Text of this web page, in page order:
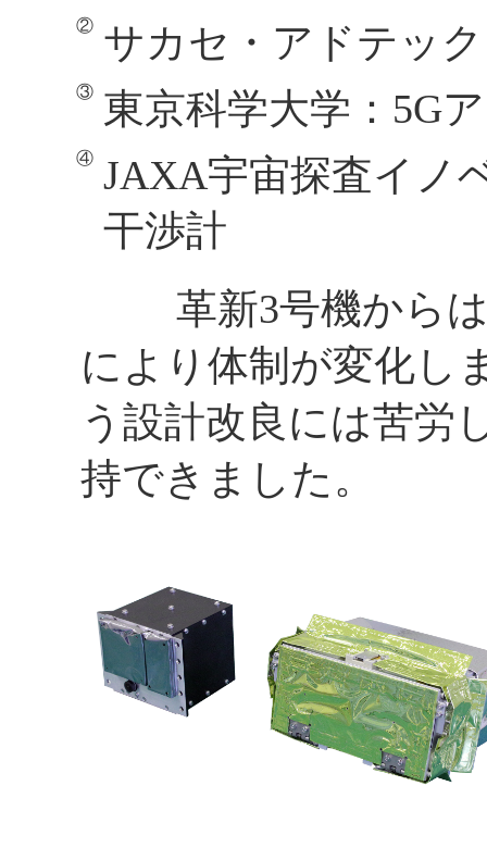
サカセ・アドテッ
東京科学大学：5G
JAXA宇宙探査イノ
干渉計
革新3号機からは人
により体制が変化し
う設計改良には苦労
持できました。